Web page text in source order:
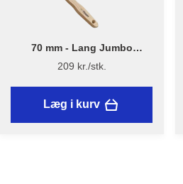
70 mm - Lang Jumbo
Vinkelpensel High Finish 1138
- Flügger
209 kr./stk.
Læg i kurv